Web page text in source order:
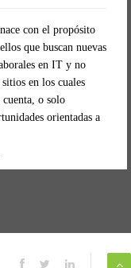
nace con el propósito
que buscan nuevas
en IT y no
sitios en los cuales
cuenta, o solo
orientadas a